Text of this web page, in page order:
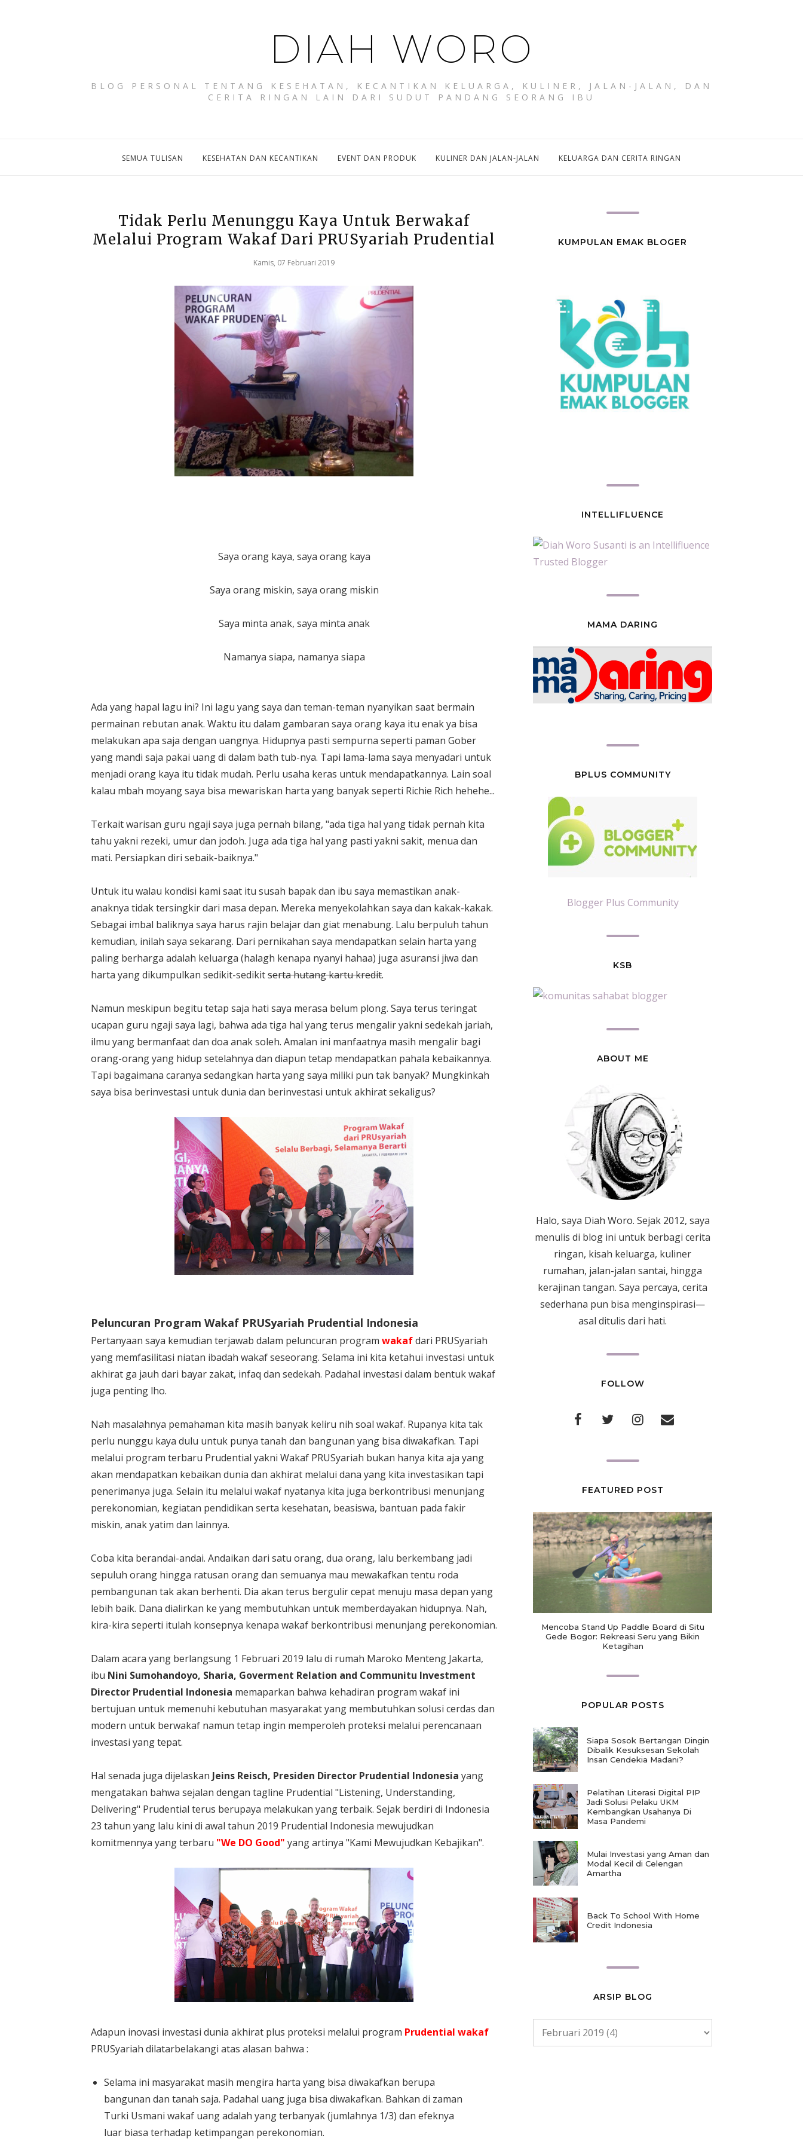
DIAH WORO
BLOG PERSONAL TENTANG KESEHATAN, KECANTIKAN KELUARGA, KULINER, JALAN-JALAN, DAN
CERITA RINGAN LAIN DARI SUDUT PANDANG SEORANG IBU
SEMUA TULISAN KESEHATAN DAN KECANTIKAN EVENT DAN PRODUK KULINER DAN JALAN-JALAN KELUARGA DAN CERITA RINGAN
Tidak Perlu Menunggu Kaya Untuk Berwakaf
Melalui Program Wakaf Dari PRUSyariah Prudential
Kamis, 07 Februari 2019
Saya orang kaya, saya orang kaya
Saya orang miskin, saya orang miskin
Saya minta anak, saya minta anak
Namanya siapa, namanya siapa
Ada yang hapal lagu ini? Ini lagu yang saya dan teman-teman nyanyikan saat bermain
permainan rebutan anak. Waktu itu dalam gambaran saya orang kaya itu enak ya bisa
melakukan apa saja dengan uangnya. Hidupnya pasti sempurna seperti paman Gober
yang mandi saja pakai uang di dalam bath tub-nya. Tapi lama-lama saya menyadari untuk
menjadi orang kaya itu tidak mudah. Perlu usaha keras untuk mendapatkannya. Lain soal
kalau mbah moyang saya bisa mewariskan harta yang banyak seperti Richie Rich hehehe...
Terkait warisan guru ngaji saya juga pernah bilang, "ada tiga hal yang tidak pernah kita
tahu yakni rezeki, umur dan jodoh. Juga ada tiga hal yang pasti yakni sakit, menua dan
mati. Persiapkan diri sebaik-baiknya."
Untuk itu walau kondisi kami saat itu susah bapak dan ibu saya memastikan anak-
anaknya tidak tersingkir dari masa depan. Mereka menyekolahkan saya dan kakak-kakak.
Sebagai imbal baliknya saya harus rajin belajar dan giat menabung. Lalu berpuluh tahun
kemudian, inilah saya sekarang. Dari pernikahan saya mendapatkan selain harta yang
paling berharga adalah keluarga (halagh kenapa nyanyi hahaa) juga asuransi jiwa dan
harta yang dikumpulkan sedikit-sedikitserta hutang kartu kredit.
Namun meskipun begitu tetap saja hati saya merasa belum plong. Saya terus teringat
ucapan guru ngaji saya lagi, bahwa ada tiga hal yang terus mengalir yakni sedekah jariah,
ilmu yang bermanfaat dan doa anak soleh. Amalan ini manfaatnya masih mengalir bagi
orang-orang yang hidup setelahnya dan diapun tetap mendapatkan pahala kebaikannya.
Tapi bagaimana caranya sedangkan harta yang saya miliki pun tak banyak? Mungkinkah
saya bisa berinvestasi untuk dunia dan berinvestasi untuk akhirat sekaligus?
Peluncuran Program Wakaf PRUSyariah Prudential Indonesia
Pertanyaan saya kemudian terjawab dalam peluncuran program wakafdari PRUSyariah
yang memfasilitasi niatan ibadah wakaf seseorang. Selama ini kita ketahui investasi untuk
akhirat ga jauh dari bayar zakat, infaq dan sedekah. Padahal investasi dalam bentuk wakaf
juga penting lho.
Nah masalahnya pemahaman kita masih banyak keliru nih soal wakaf. Rupanya kita tak
perlu nunggu kaya dulu untuk punya tanah dan bangunan yang bisa diwakafkan. Tapi
melalui program terbaru Prudential yakni Wakaf PRUSyariah bukan hanya kita aja yang
akan mendapatkan kebaikan dunia dan akhirat melalui dana yang kita investasikan tapi
penerimanya juga. Selain itu melalui wakaf nyatanya kita juga berkontribusi menunjang
perekonomian, kegiatan pendidikan serta kesehatan, beasiswa, bantuan pada fakir
miskin, anak yatim dan lainnya.
Coba kita berandai-andai. Andaikan dari satu orang, dua orang, lalu berkembang jadi
sepuluh orang hingga ratusan orang dan semuanya mau mewakafkan tentu roda
pembangunan tak akan berhenti. Dia akan terus bergulir cepat menuju masa depan yang
lebih baik. Dana dialirkan ke yang membutuhkan untuk memberdayakan hidupnya. Nah,
kira-kira seperti itulah konsepnya kenapa wakaf berkontribusi menunjang perekonomian.
Dalam acara yang berlangsung 1 Februari 2019 lalu di rumah Maroko Menteng Jakarta,
ibu Nini Sumohandoyo, Sharia, Goverment Relation and Communitu Investment
Director Prudential Indonesia memaparkan bahwa kehadiran program wakaf ini
bertujuan untuk memenuhi kebutuhan masyarakat yang membutuhkan solusi cerdas dan
modern untuk berwakaf namun tetap ingin memperoleh proteksi melalui perencanaan
investasi yang tepat.
Hal senada juga dijelaskan Jeins Reisch, Presiden Director Prudential Indonesia yang
mengatakan bahwa sejalan dengan tagline Prudential "Listening, Understanding,
Delivering" Prudential terus berupaya melakukan yang terbaik. Sejak berdiri di Indonesia
23 tahun yang lalu kini di awal tahun 2019 Prudential Indonesia mewujudkan
komitmennya yang terbaru "We DO Good" yang artinya "Kami Mewujudkan Kebajikan".
Adapun inovasi investasi dunia akhirat plus proteksi melalui program Prudential wakaf
PRUSyariah dilatarbelakangi atas alasan bahwa :
Selama ini masyarakat masih mengira harta yang bisa diwakafkan berupa
bangunan dan tanah saja. Padahal uang juga bisa diwakafkan. Bahkan di zaman
Turki Usmani wakaf uang adalah yang terbanyak (jumlahnya 1/3) dan efeknya
luar biasa terhadap ketimpangan perekonomian.
KUMPULAN EMAK BLOGER
INTELLIFLUENCE
MAMA DARING
BPLUS COMMUNITY
Blogger Plus Community
KSB
ABOUT ME
Halo, saya Diah Woro. Sejak 2012, saya
menulis di blog ini untuk berbagi cerita
ringan, kisah keluarga, kuliner
rumahan, jalan-jalan santai, hingga
kerajinan tangan. Saya percaya, cerita
sederhana pun bisa menginspirasi—
asal ditulis dari hati.
FOLLOW
FEATURED POST
Mencoba Stand Up Paddle Board di Situ
Gede Bogor: Rekreasi Seru yang Bikin
Ketagihan
POPULAR POSTS
Siapa Sosok Bertangan Dingin
Dibalik Kesuksesan Sekolah
Insan Cendekia Madani?
Pelatihan Literasi Digital PIP
Jadi Solusi Pelaku UKM
Kembangkan Usahanya Di
Masa Pandemi
Mulai Investasi yang Aman dan
Modal Kecil di Celengan
Amartha
Back To School With Home
Credit Indonesia
ARSIP BLOG